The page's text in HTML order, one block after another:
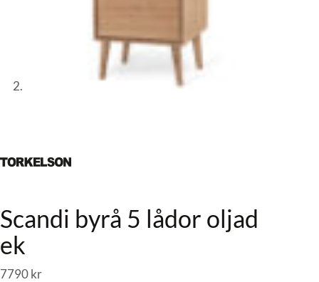
Scandi byrå 5 lådor oljad
ek
7790kr